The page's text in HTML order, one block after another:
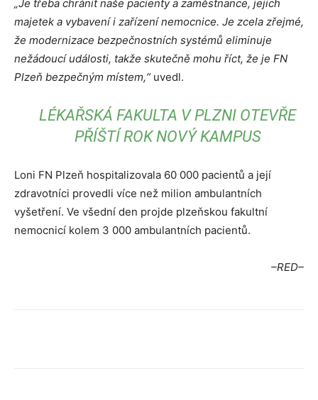
„Je třeba chránit naše pacienty a zaměstnance, jejich
majetek a vybavení i zařízení nemocnice. Je zcela zřejmé,
že modernizace bezpečnostních systémů eliminuje
nežádoucí události, takže skutečně mohu říct, že je FN
Plzeň bezpečným místem,“uvedl.
LÉKAŘSKÁ FAKULTA V PLZNI OTEVŘE
PŘÍŠTÍ ROK NOVÝ KAMPUS
Loni FN Plzeň hospitalizovala 60 000 pacientů a její
zdravotníci provedli více než milion ambulantních
vyšetření. Ve všední den projde plzeňskou fakultní
nemocnicí kolem 3 000 ambulantních pacientů.
–RED–